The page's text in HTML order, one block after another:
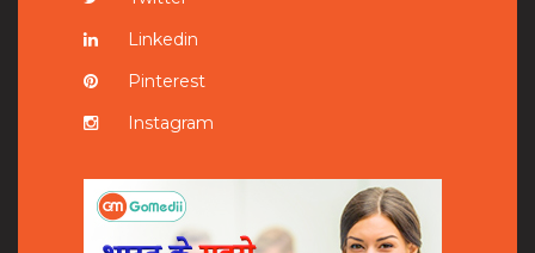
Linkedin
Pinterest
Instagram